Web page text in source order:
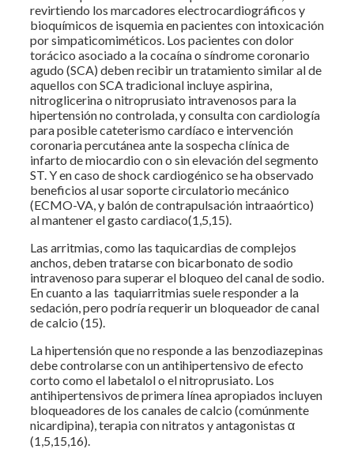
revirtiendo los marcadores electrocardiográficos y
bioquímicos de isquemia en pacientes con intoxicación
por simpaticomiméticos. Los pacientes con dolor
torácico asociado a la cocaína o síndrome coronario
agudo (SCA) deben recibir un tratamiento similar al de
aquellos con SCA tradicional incluye aspirina,
nitroglicerina o nitroprusiato intravenosos para la
hipertensión no controlada, y consulta con cardiología
para posible cateterismo cardíaco e intervención
coronaria percutánea ante la sospecha clínica de
infarto de miocardio con o sin elevación del segmento
ST. Y en caso de shock cardiogénico se ha observado
beneficios al usar soporte circulatorio mecánico
(ECMO-VA, y balón de contrapulsación intraaórtico)
al mantener el gasto cardiaco(1,5,15).
Las arritmias, como las taquicardias de complejos
anchos, deben tratarse con bicarbonato de sodio
intravenoso para superar el bloqueo del canal de sodio.
En cuanto a las taquiarritmias suele responder a la
sedación, pero podría requerir un bloqueador de canal
de calcio (15).
La hipertensión que no responde a las benzodiazepinas
debe controlarse con un antihipertensivo de efecto
corto como el labetalol o el nitroprusiato. Los
antihipertensivos de primera línea apropiados incluyen
bloqueadores de los canales de calcio (comúnmente
nicardipina), terapia con nitratos y antagonistas α
(1,5,15,16).